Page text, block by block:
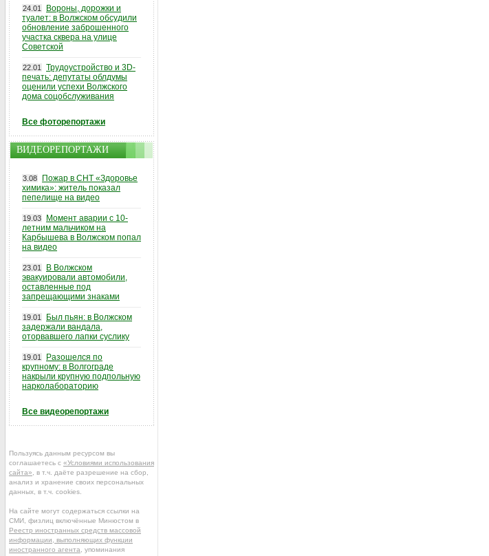
24.01
Вороны, дорожки и
туалет: в Волжском обсудили
обновление заброшенного
участка сквера на улице
Советской
22.01
Трудоустройство и 3D-
печать: депутаты облдумы
оценили успехи Волжского
дома соцобслуживания
Все фоторепортажи
ВИДЕОРЕПОРТАЖИ
3.08
Пожар в СНТ «Здоровье
химика»: житель показал
пепелище на видео
19.03
Момент аварии с 10-
летним мальчиком на
Карбышева в Волжском попал
на видео
23.01
В Волжском
эвакуировали автомобили,
оставленные под
запрещающими знаками
19.01
Был пьян: в Волжском
задержали вандала,
оторвавшего лапки суслику
19.01
Разошелся по
крупному: в Волгограде
накрыли крупную подпольную
нарколабораторию
Все видеорепортажи
Пользуясь данным ресурсом вы
соглашаетесь с «Условиями использования
сайта» , в т.ч. даёте разрешение на сбор,
анализ и хранение своих персональных
данных, в т.ч. cookies.
На сайте могут содержаться ссылки на
СМИ, физлиц включённые Минюстом в
Реестр иностранных средств массовой
информации, выполняющих функции
иностранного агента , упоминания